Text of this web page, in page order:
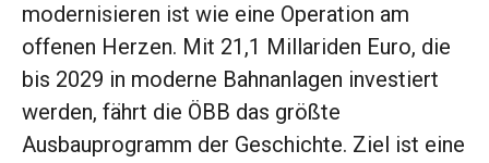
modernisieren ist wie eine Operation am
offenen Herzen. Mit 21,1 Millariden Euro, die
bis 2029 in moderne Bahnanlagen investiert
werden, fährt die ÖBB das größte
Ausbauprogramm der Geschichte. Ziel ist eine